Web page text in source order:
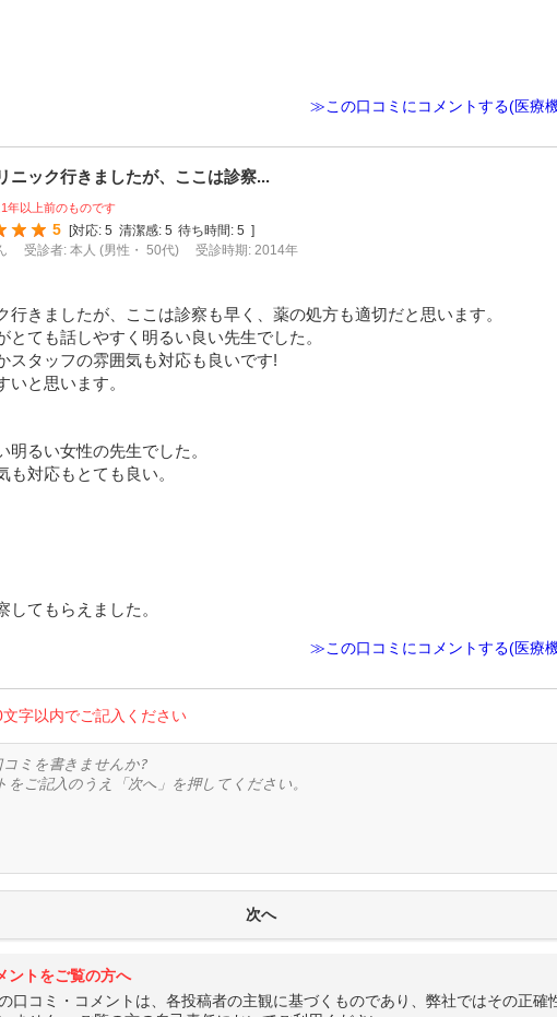
≫この口コミにコメントする(医療
ニック行きましたが、ここは診察...
年以上前のものです
5 対応: 5 清潔感: 5 待ち時間: 5
受診者: 本人 (男性・ 50代) 受診時期: 2014年
行きましたが、ここは診察も早く、薬の処方も適切だと思います。
とても話しやすく明るい良い先生でした。
スタッフの雰囲気も対応も良いです!
いと思います。
明るい女性の先生でした。
も対応もとても良い。
してもらえました。
≫この口コミにコメントする(医療
字以内でご記入ください
ントをご覧の方へ
口コミ・コメントは、各投稿者の主観に基づくものであり、弊社ではその正確